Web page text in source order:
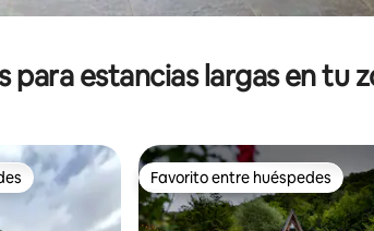
para estancias largas en tu
entre huéspedes Favorito entre huéspedes
Favorito entre huéspedes